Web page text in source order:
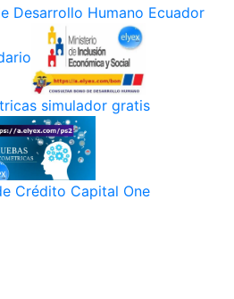
Desarrollo Humano Ecuador
simulador gratis
Crédito Capital One